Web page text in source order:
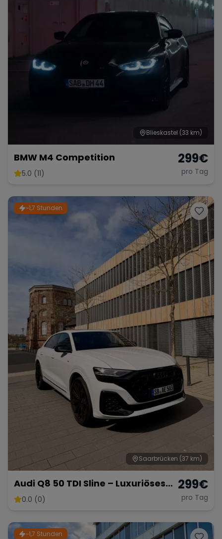
Blieskastel (33 km)
BMW M4 Competition
5.0 (11)
299€
pro Tag
~1,7 Stunden
Saarbrücken (37 km)
Audi Q8 50 TDI Sline – Luxuriöses
SUV mit 286 PS
0.0 (0)
299€
pro Tag
~1,7 Stunden